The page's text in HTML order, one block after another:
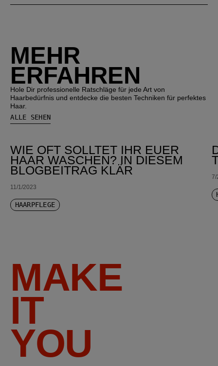
MEHR
ERFAHREN
Hole Dir professionelle Ratschläge für jede Art von
Haarbedürfnis und entdecke die besten Techniken für perfektes
Haar.
ALLE SEHEN
WIE OFT SOLLTET IHR EUER
HAAR WASCHEN? IN DIESEM
BLOGBEITRAG KLÄR
11/1/2023
HAARPFLEGE
7/
MAKE
IT
YOU